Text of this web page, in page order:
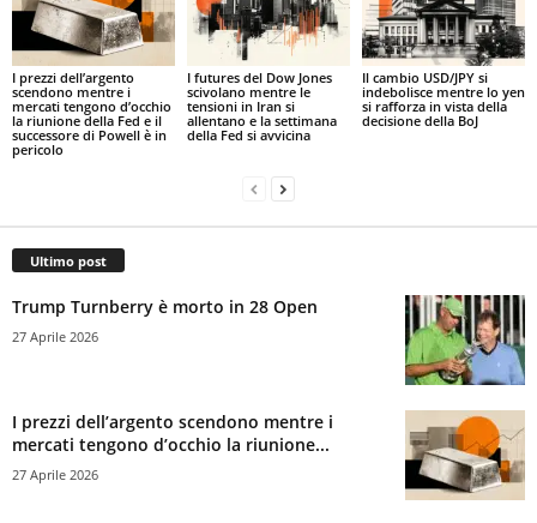
I prezzi dell’argento
scendono mentre i
mercati tengono d’occhio
la riunione della Fed e il
successore di Powell è in
pericolo
I futures del Dow Jones
scivolano mentre le
tensioni in Iran si
allentano e la settimana
della Fed si avvicina
Il cambio USD/JPY si
indebolisce mentre lo yen
si rafforza in vista della
decisione della BoJ
Ultimo post
Trump Turnberry è morto in 28 Open
27 Aprile 2026
I prezzi dell’argento scendono mentre i
mercati tengono d’occhio la riunione...
27 Aprile 2026